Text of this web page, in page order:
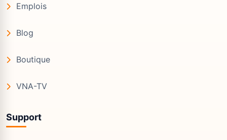
Emplois
Blog
Boutique
VNA-TV
Support